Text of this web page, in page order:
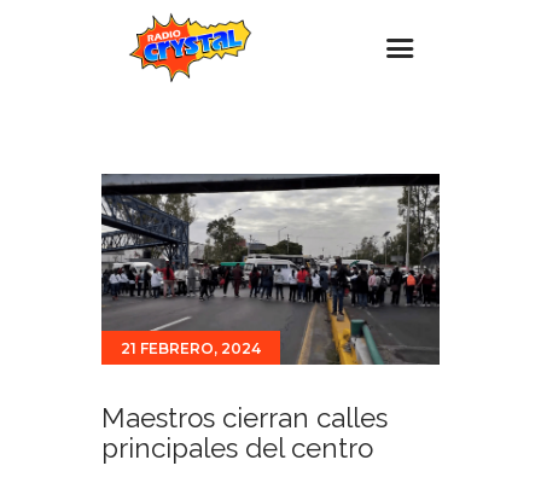
Estaciones
Eventos
Promociones
Noticias
Para ti
21 FEBRERO, 2024
Maestros cierran calles
principales del centro